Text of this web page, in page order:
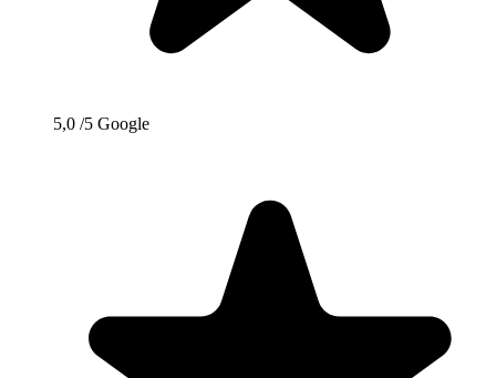
5,0 /5 Google